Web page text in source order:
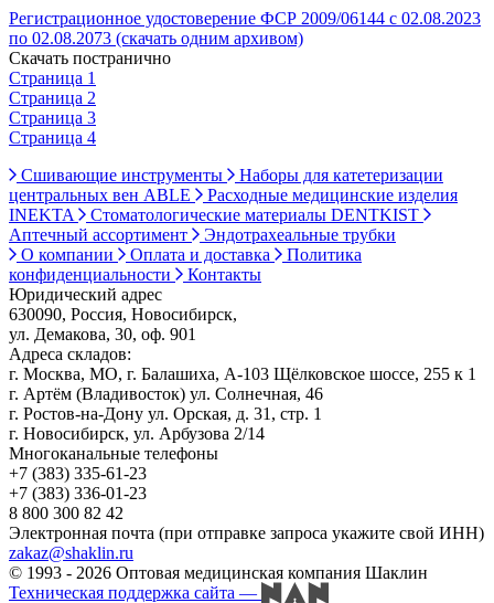
Регистрационное удостоверение ФСР 2009/06144 с 02.08.2023
по 02.08.2073 (скачать одним архивом)
Скачать постранично
Страница 1
Страница 2
Страница 3
Страница 4
Сшивающие инструменты
Наборы для катетеризации
центральных вен ABLE
Расходные медицинские изделия
INEKTA
Стоматологические материалы DENTKIST
Аптечный ассортимент
Эндотрахеальные трубки
О компании
Оплата и доставка
Политика
конфиденциальности
Контакты
Юридический адрес
630090, Россия, Новосибирск,
ул. Демакова, 30, оф. 901
Адреса складов:
г. Москва, МО, г. Балашиха, А-103 Щёлковское шоссе, 255 к 1
г. Артём (Владивосток) ул. Солнечная, 46
г. Ростов-на-Дону ул. Орская, д. 31, стр. 1
г. Новосибирск, ул. Арбузова 2/14
Многоканальные телефоны
+7 (383) 335-61-23
+7 (383) 336-01-23
8 800 300 82 42
Электронная почта (при отправке запроса укажите свой ИНН)
zakaz@shaklin.ru
© 1993 - 2026 Оптовая медицинская компания Шаклин
Техническая поддержка сайта —